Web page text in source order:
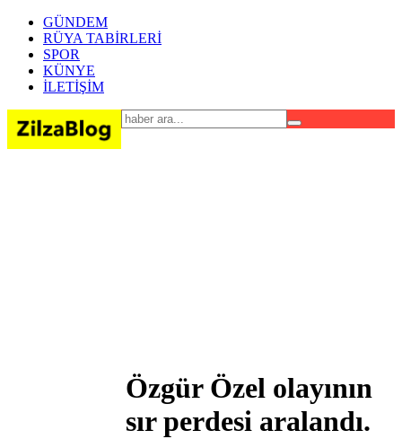
GÜNDEM
RÜYA TABİRLERİ
SPOR
KÜNYE
İLETİŞİM
Özgür Özel olayının
sır perdesi aralandı.